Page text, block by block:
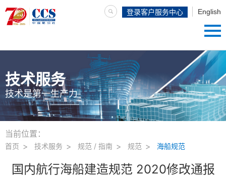
English
登录客户服务中心
技术服务
技术是第一生产力
当前位置：
首页 技术服务 规范 / 指南 规范 海船规范
国内航行海船建造规范 2020修改通报